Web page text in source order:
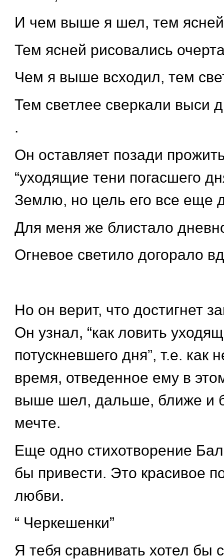
И чем выше я шел, тем
Тем ясней рисовались
Чем я выше всходил, тем
Тем светлее сверкали выси
.
Он оставляет позади
“уходящие тени погасшего
Землю, но цель его все еще
Для меня же блистало
Огневое светило догорало
Но он верит, что достигнет
Он узнал, “как ловить
потускневшего дня”, т.е. как
время, отведенное ему в
выше шел, дальше, ближе и
мечте.
Еще одно стихотворение
бы привести. Это красивое
любви.
“ Черкешенки”
Я тебя сравнивать хотел бы